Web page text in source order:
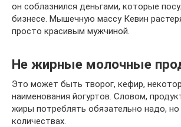
он соблазнился деньгами, которые
бизнесе. Мышечную массу Кевин
просто красивым мужчиной.
Не жирные молочные
Это может быть творог, кефир,
наименования йогуртов. Словом,
жиры потреблять обязательно надо, но
количествах.